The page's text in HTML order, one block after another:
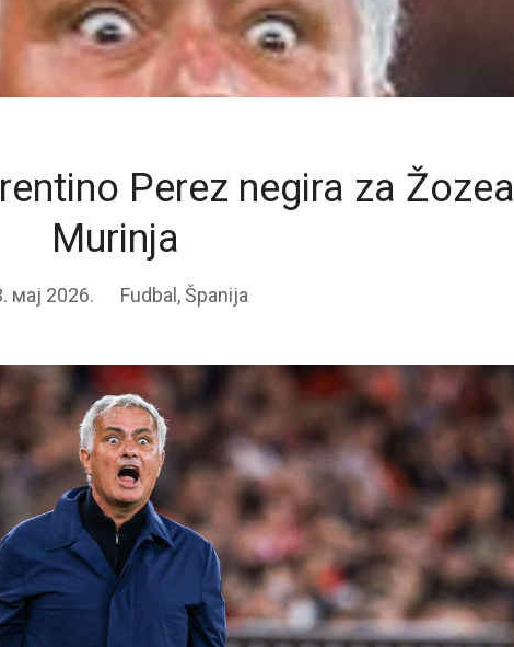
Perez negira za Žozea
Murinja
мај 2026. Fudbal ,Španija